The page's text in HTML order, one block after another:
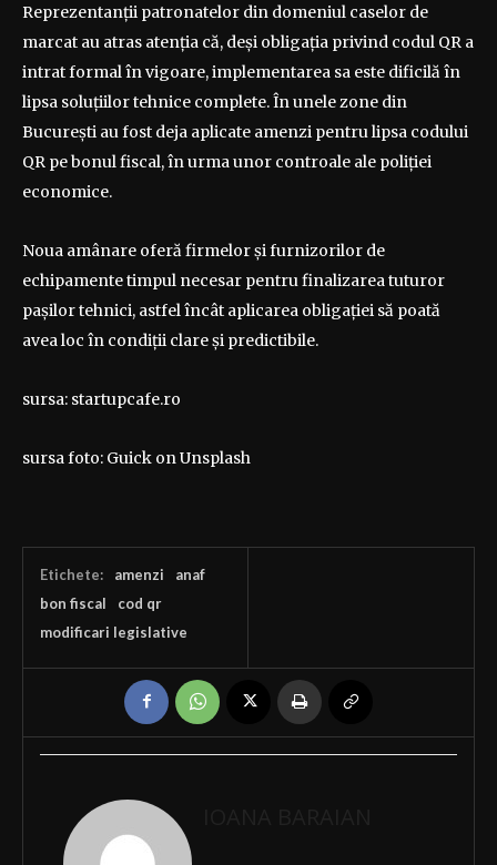
Reprezentanții patronatelor din domeniul caselor de
marcat au atras atenția că, deși obligația privind codul QR a
intrat formal în vigoare, implementarea sa este dificilă în
lipsa soluțiilor tehnice complete. În unele zone din
București au fost deja aplicate amenzi pentru lipsa codului
QR pe bonul fiscal, în urma unor controale ale poliției
economice.
Noua amânare oferă firmelor și furnizorilor de
echipamente timpul necesar pentru finalizarea tuturor
pașilor tehnici, astfel încât aplicarea obligației să poată
avea loc în condiții clare și predictibile.
sursa: startupcafe.ro
sursa foto: Guick on Unsplash
Etichete: amenzi
anaf
bon fiscal
cod qr
modificari legislative